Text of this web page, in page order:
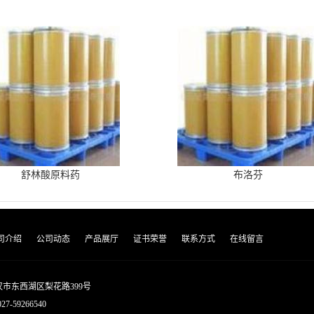
舒林酸原料药 布洛芬
介绍 公司动态 产品展厅 证书荣誉 联系方式 在线留言
市东西湖区梨花路399号
59266540